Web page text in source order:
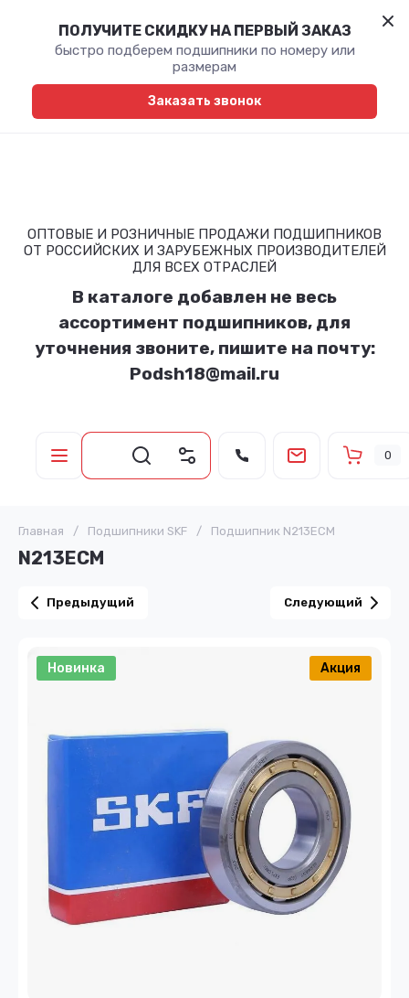
ПОЛУЧИТЕ СКИДКУ НА ПЕРВЫЙ ЗАКАЗ
быстро подберем подшипники по номеру или
размерам
Заказать звонок
ОПТОВЫЕ И РОЗНИЧНЫЕ ПРОДАЖИ ПОДШИПНИКОВ
ОТ РОССИЙСКИХ И ЗАРУБЕЖНЫХ ПРОИЗВОДИТЕЛЕЙ
ДЛЯ ВСЕХ ОТРАСЛЕЙ
В каталоге добавлен не весь
ассортимент подшипников, для
уточнения звоните, пишите на почту:
Podsh18@mail.ru
0
Главная / Подшипники SKF / Подшипник N213ECM
N213ECM
Предыдущий Следующий
Новинка Акция